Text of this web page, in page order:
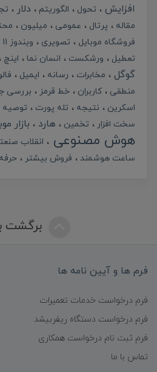
افزایش تحول الگوریتم دلار
مقاله
پرتال عمومی میلیون
فروشگاه موبایل
تصویری ویندوز 11
تعطیل
ورشکست انسان نما اینچ
گوگل مخابرات رسانه ایمیل
منطقی
کاربران خط قرمز بررسی
اسکرین
نتیجه تله پورت توصیه
سخت افزار
تخمین هارد بازار
هوش مصنوعی انقلاب
ساعت هوشمند
فروش بیشتر
برگشت
فرم ها و آیین نامه ها
فرم درخواست خدمات تعمیرات
فرم درخواست دستگاه ریفربیشد
فرم ثبت نام درخواست همکاری
تماس با ما